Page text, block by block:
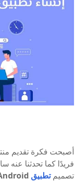
أصبحت فكرة تقديم
فريدًا كما تحدثنا عنه
تصميمتطبيق